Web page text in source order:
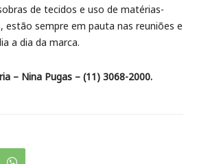
de tecidos e uso de matérias-
estão sempre em pauta nas reuniões e
a dia da marca.
– Nina Pugas – (11) 3068-2000.